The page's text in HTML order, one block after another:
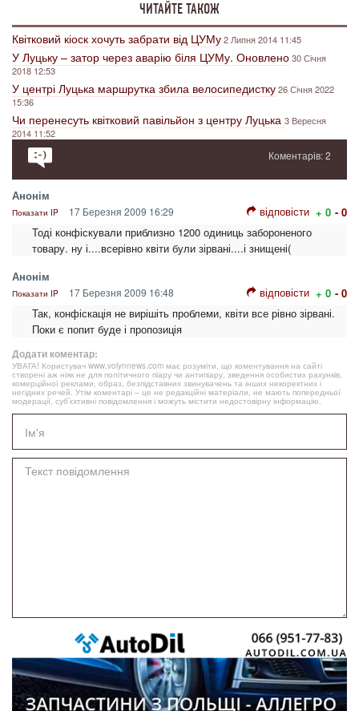
ЧИТАЙТЕ ТАКОЖ
Квітковий кіоск хочуть забрати від ЦУМу2 Липня 2014 11:45
У Луцьку – затор через аварію біля ЦУМу. Оновлено30 Січня
2018 12:53
У центрі Луцька маршрутка збила велосипедистку26 Січня 2022
15:36
Чи перенесуть квітковий павільйон з центру Луцька 3 Вересня
2014 11:52
Коментарів: 2
Анонім
Показати IP 17 Березня 2009 16:29 відповісти + 0 - 0
Тоді конфіскували приблизно 1200 одиниць забороненого
товару. ну і....всерівно квіти були зірвані....і знищені(
Анонім
Показати IP 17 Березня 2009 16:48 відповісти + 0 - 0
Так, конфіскація не вирішіть проблеми, квіти все рівно зірвані.
Поки є попит буде і пропозиція
Додати коментар:
УВАГА! Користувач www.volynnews.com має розуміти, що коментування на сайті
створені аж ніяк не для політичного піару чи антипіару, зведення особистих рахунків,
комерційної реклами, образ, безпідставних звинувачень та інших некоректних і
негідних речей. Утім коментарі – це не редакційні матеріали, не мають попередньої
модерації, суб’єктивні повідомлення і можуть містити недостовірну інформацію.